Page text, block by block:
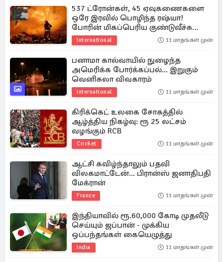
537 ட்ரோன்கள், 45 ஏவுகணைகளை
ஒரே இரவில் பொழிந்த ரஷ்யா!
போரின் மிகப்பெரிய குண்டுவீச்சு
தாக்குதல்
International 11 மாதங்கள் முன்
பனாமா கால்வாயில் நுழைந்த
அமெரிக்க போர்க்கப்பல்... இறுகும்
வெனிசுலா விவகாரம்
International 11 மாதங்கள் முன்
கிரிக்கெட் உலகை சோகத்தில்
ஆழ்த்திய நிகழ்வு: ரூ 25 லட்சம்
வழங்கும் RCB
Cricket 11 மாதங்கள் முன்
ஆட்சி கவிழ்ந்தாலும் பதவி
விலகமாட்டேன்... பிரான்ஸ் ஜனாதிபதி
மேக்ரான்
France 11 மாதங்கள் முன்
இந்தியாவில் ரூ.60,000 கோடி முதலீடு
செய்யும் ஜப்பான் - முக்கிய
ஒப்பந்தங்கள் கையெழுத்து
India 11 மாதங்கள் முன்